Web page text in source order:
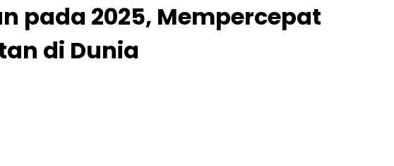
pada 2025, Mempercepat
di Dunia